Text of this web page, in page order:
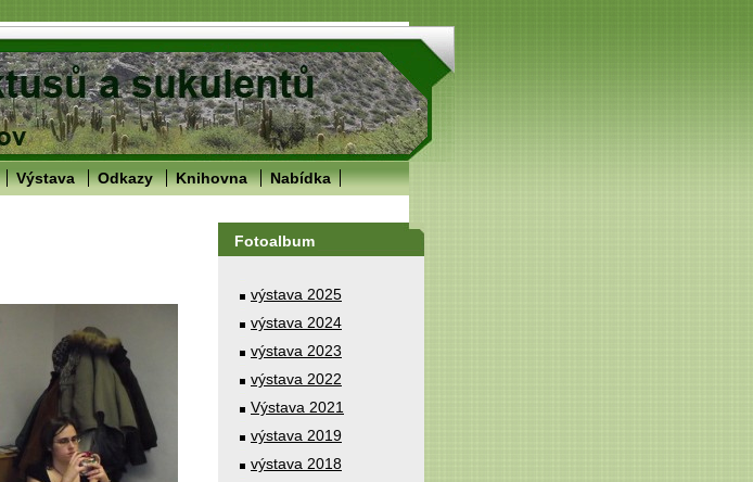
Výstava Odkazy Knihovna Nabídka
Fotoalbum
výstava 2025
výstava 2024
výstava 2023
výstava 2022
Výstava 2021
výstava 2019
výstava 2018